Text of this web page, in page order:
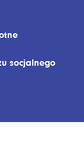
socjalnego